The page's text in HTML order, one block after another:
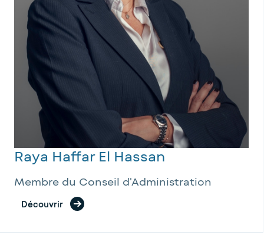
Raya Haffar El Hassan
Membre du Conseil d'Administration
Découvrir